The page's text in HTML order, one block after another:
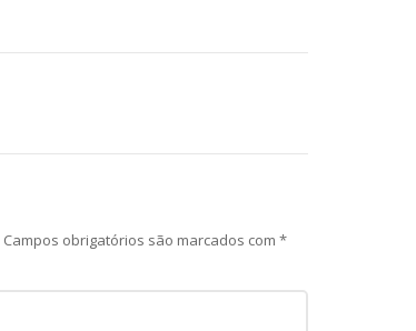
Campos obrigatórios são marcados com *